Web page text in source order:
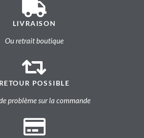
LIVRAISON
Ou retrait boutique
RETOUR POSSIBLE
problème sur la commande